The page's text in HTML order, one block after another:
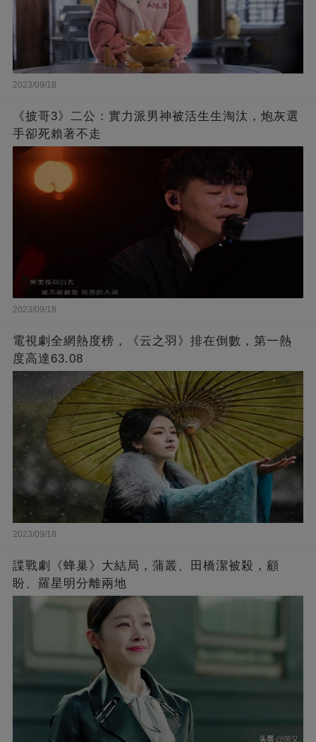
2023/09/18
《披哥3》二公：實力派男神被活生生淘汰，炮灰選
手卻死賴著不走
2023/09/18
電視劇全網熱度榜，《云之羽》排在倒數，第一熱
度高達63.08
2023/09/18
諜戰劇《蜂巢》大結局，蒲叢、田橋潔被殺，顧
盼、羅星明分離兩地